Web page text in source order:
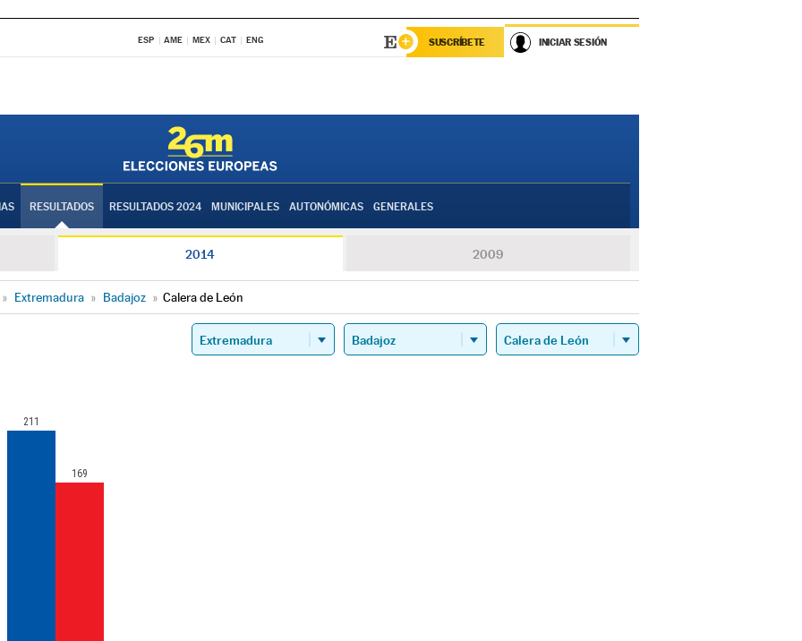
ESP AME MEX CAT ENG SUSCRÍBETE INICIAR SESIÓN
RESULTADOS RESULTADOS 2024 MUNICIPALES AUTONÓMICAS GENERALES
2014 2009
» Extremadura » Badajoz » Calera de León
211
169